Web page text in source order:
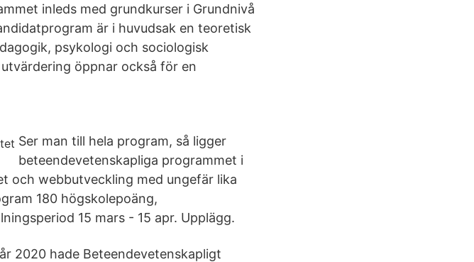
inleds med grundkurser i Grundnivå
är i huvudsak en teoretisk
psykologi och sociologisk
öppnar också för en
Ser man till hela program, så ligger
beteendevetenskapliga programmet i
och webbutveckling med ungefär lika
180 högskolepoäng,
15 mars - 15 apr. Upplägg.
2020 hade Beteendevetenskapligt